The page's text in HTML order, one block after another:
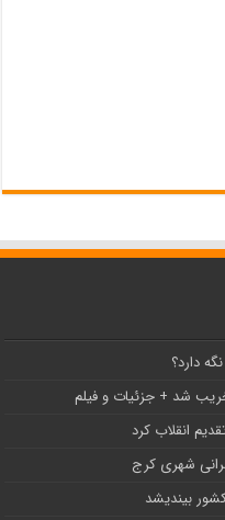
دارد؟
شد + جزئیات و فیلم
بیندیشد